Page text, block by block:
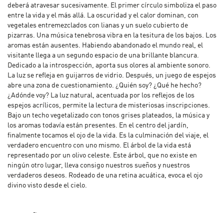
deberá atravesar sucesivamente. El primer círculo simboliza el paso
entre la vida y el más allá. La oscuridad y el calor dominan, con
vegetales entremezclados con lianas y un suelo cubierto de
pizarras. Una música tenebrosa vibra en la tesitura de los bajos. Los
aromas están ausentes. Habiendo abandonado el mundo real, el
visitante llega a un segundo espacio de una brillante blancura.
Dedicado a la introspección, aporta sus olores al ambiente sonoro.
La luz se refleja en guijarros de vidrio. Después, un juego de espejos
abre una zona de cuestionamiento. ¿Quién soy? ¿Qué he hecho?
¿Adónde voy? La luz natural, acentuada por los reflejos de los
espejos acrílicos, permite la lectura de misteriosas inscripciones.
Bajo un techo vegetalizado con tonos grises plateados, la música y
los aromas todavía están presentes. En el centro del jardín,
finalmente tocamos el ojo de la vida. Es la culminación del viaje, el
verdadero encuentro con uno mismo. El árbol de la vida está
representado por un olivo celeste. Este árbol, que no existe en
ningún otro lugar, lleva consigo nuestros sueños y nuestros
verdaderos deseos. Rodeado de una retina acuática, evoca el ojo
divino visto desde el cielo.